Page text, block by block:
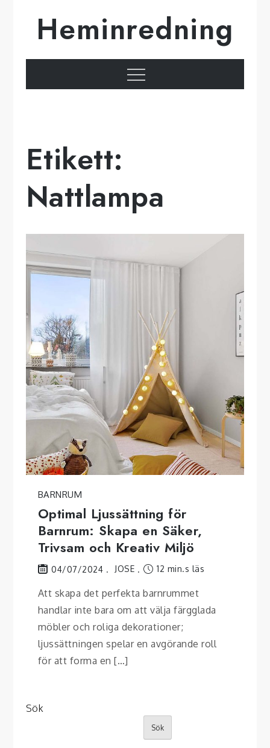
Heminredning
Meny
Etikett:
Nattlampa
BARNRUM
Optimal Ljussättning för
Barnrum: Skapa en Säker,
Trivsam och Kreativ Miljö
04/07/2024 JOSE 12 min.s läs
Att skapa det perfekta barnrummet
handlar inte bara om att välja färgglada
möbler och roliga dekorationer;
ljussättningen spelar en avgörande roll
för att forma en […]
Sök
Sök